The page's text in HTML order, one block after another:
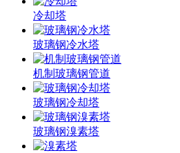
冷却塔
玻璃钢冷水塔
机制玻璃钢管道
玻璃钢冷却塔
玻璃钢溴素塔